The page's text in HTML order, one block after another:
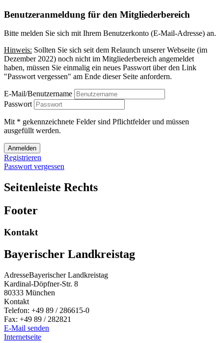
Benutzeranmeldung für den Mitgliederbereich
Bitte melden Sie sich mit Ihrem Benutzerkonto (E-Mail-Adresse) an.
Hinweis: Sollten Sie sich seit dem Relaunch unserer Webseite (im
Dezember 2022) noch nicht im Mitgliederbereich angemeldet
haben, müssen Sie einmalig ein neues Passwort über den Link
"Passwort vergessen" am Ende dieser Seite anfordern.
E-Mail/Benutzername
Passwort
Mit * gekennzeichnete Felder sind Pflichtfelder und müssen
ausgefüllt werden.
Anmelden
Registrieren
Passwort vergessen
Seitenleiste Rechts
Footer
Kontakt
Bayerischer Landkreistag
AdresseBayerischer Landkreistag
Kardinal-Döpfner-Str. 8
80333 München
Kontakt
Telefon: +49 89 / 286615-0
Fax: +49 89 / 282821
E-Mail senden
Internetseite